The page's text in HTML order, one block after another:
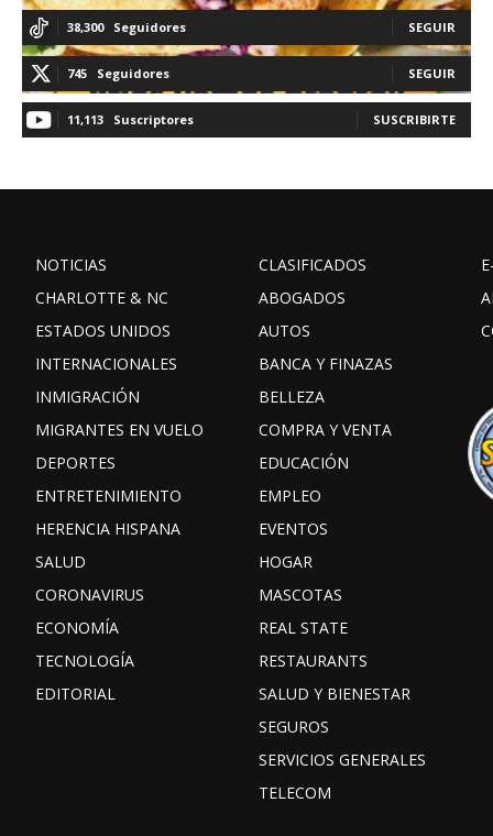
38,300 Seguidores SEGUIR
745 Seguidores SEGUIR
11,113 Suscriptores SUSCRIBIRTE
NOTICIAS
CHARLOTTE & NC
ESTADOS UNIDOS
INTERNACIONALES
INMIGRACIÓN
MIGRANTES EN VUELO
DEPORTES
ENTRETENIMIENTO
HERENCIA HISPANA
SALUD
CORONAVIRUS
ECONOMÍA
TECNOLOGÍA
EDITORIAL
CLASIFICADOS
ABOGADOS
AUTOS
BANCA Y FINAZAS
BELLEZA
COMPRA Y VENTA
EDUCACIÓN
EMPLEO
EVENTOS
HOGAR
MASCOTAS
REAL STATE
RESTAURANTS
SALUD Y BIENESTAR
SEGUROS
SERVICIOS GENERALES
TELECOM